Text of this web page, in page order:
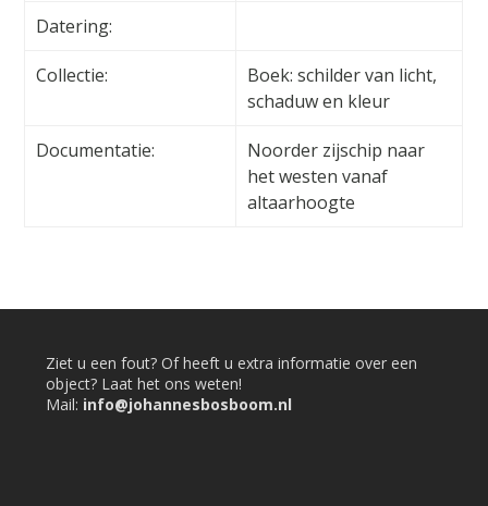
Datering:
Collectie:
Boek: schilder van licht,
schaduw en kleur
Documentatie:
Noorder zijschip naar
het westen vanaf
altaarhoogte
Ziet u een fout? Of heeft u extra informatie over een
object? Laat het ons weten!
Mail: info@johannesbosboom.nl